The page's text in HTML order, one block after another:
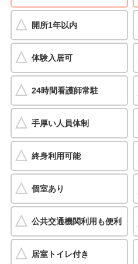
開所1年以内
体験入居可
24時間看護師常駐
手厚い人員体制
終身利用可能
個室あり
公共交通機関利用も便利
居室トイレ付き